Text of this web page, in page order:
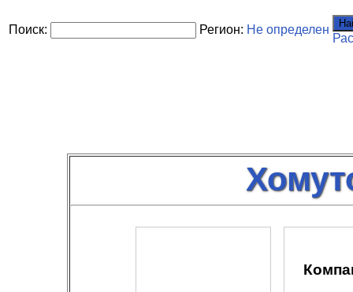
Поиск: Регион: Не определен